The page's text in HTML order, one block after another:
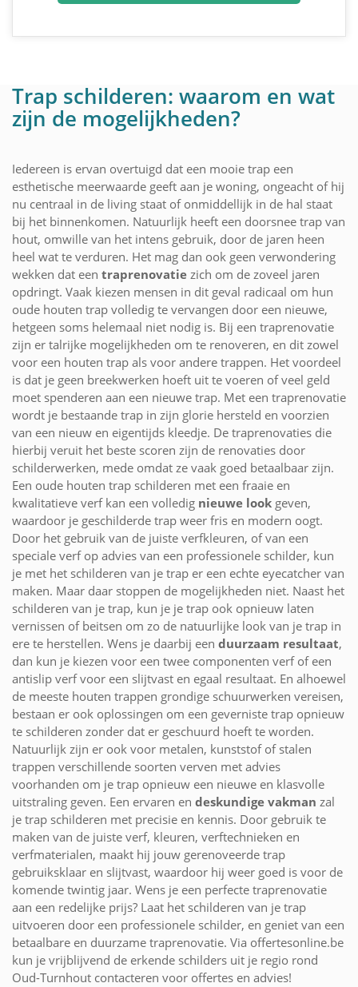
Trap schilderen: waarom en wat
zijn de mogelijkheden?
Iedereen is ervan overtuigd dat een mooie trap een
esthetische meerwaarde geeft aan je woning, ongeacht of hij
nu centraal in de living staat of onmiddellijk in de hal staat
bij het binnenkomen. Natuurlijk heeft een doorsnee trap van
hout, omwille van het intens gebruik, door de jaren heen
heel wat te verduren. Het mag dan ook geen verwondering
wekken dat een traprenovatie zich om de zoveel jaren
opdringt. Vaak kiezen mensen in dit geval radicaal om hun
oude houten trap volledig te vervangen door een nieuwe,
hetgeen soms helemaal niet nodig is. Bij een traprenovatie
zijn er talrijke mogelijkheden om te renoveren, en dit zowel
voor een houten trap als voor andere trappen. Het voordeel
is dat je geen breekwerken hoeft uit te voeren of veel geld
moet spenderen aan een nieuwe trap. Met een traprenovatie
wordt je bestaande trap in zijn glorie hersteld en voorzien
van een nieuw en eigentijds kleedje. De traprenovaties die
hierbij veruit het beste scoren zijn de renovaties door
schilderwerken, mede omdat ze vaak goed betaalbaar zijn.
Een oude houten trap schilderen met een fraaie en
kwalitatieve verf kan een volledig nieuwe look geven,
waardoor je geschilderde trap weer fris en modern oogt.
Door het gebruik van de juiste verfkleuren, of van een
speciale verf op advies van een professionele schilder, kun
je met het schilderen van je trap er een echte eyecatcher van
maken. Maar daar stoppen de mogelijkheden niet. Naast het
schilderen van je trap, kun je je trap ook opnieuw laten
vernissen of beitsen om zo de natuurlijke look van je trap in
ere te herstellen. Wens je daarbij een duurzaam resultaat,
dan kun je kiezen voor een twee componenten verf of een
antislip verf voor een slijtvast en egaal resultaat. En alhoewel
de meeste houten trappen grondige schuurwerken vereisen,
bestaan er ook oplossingen om een geverniste trap opnieuw
te schilderen zonder dat er geschuurd hoeft te worden.
Natuurlijk zijn er ook voor metalen, kunststof of stalen
trappen verschillende soorten verven met advies
voorhanden om je trap opnieuw een nieuwe en klasvolle
uitstraling geven. Een ervaren en deskundige vakman zal
je trap schilderen met precisie en kennis. Door gebruik te
maken van de juiste verf, kleuren, verftechnieken en
verfmaterialen, maakt hij jouw gerenoveerde trap
gebruiksklaar en slijtvast, waardoor hij weer goed is voor de
komende twintig jaar. Wens je een perfecte traprenovatie
aan een redelijke prijs? Laat het schilderen van je trap
uitvoeren door een professionele schilder, en geniet van een
betaalbare en duurzame traprenovatie. Via offertesonline.be
kun je vrijblijvend de erkende schilders uit je regio rond
Oud-Turnhout contacteren voor offertes en advies!